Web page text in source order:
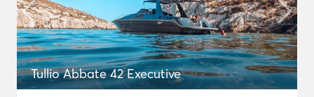
Tullio Abbate 42 Executive